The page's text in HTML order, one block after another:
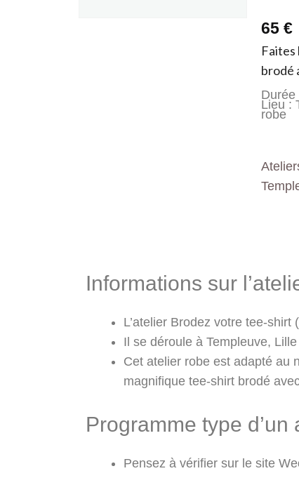
65 €
brodé
Durée
Lieu :
robe
Informations sur
L’atelier Brodez votre tee-
Il se déroule à Templeuve,
Cet atelier robe est adapté au
magnifique tee-shirt brodé
Programme type
Pensez à vérifier sur le site